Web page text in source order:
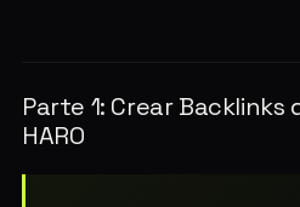
Parte 1: Crear
HARO